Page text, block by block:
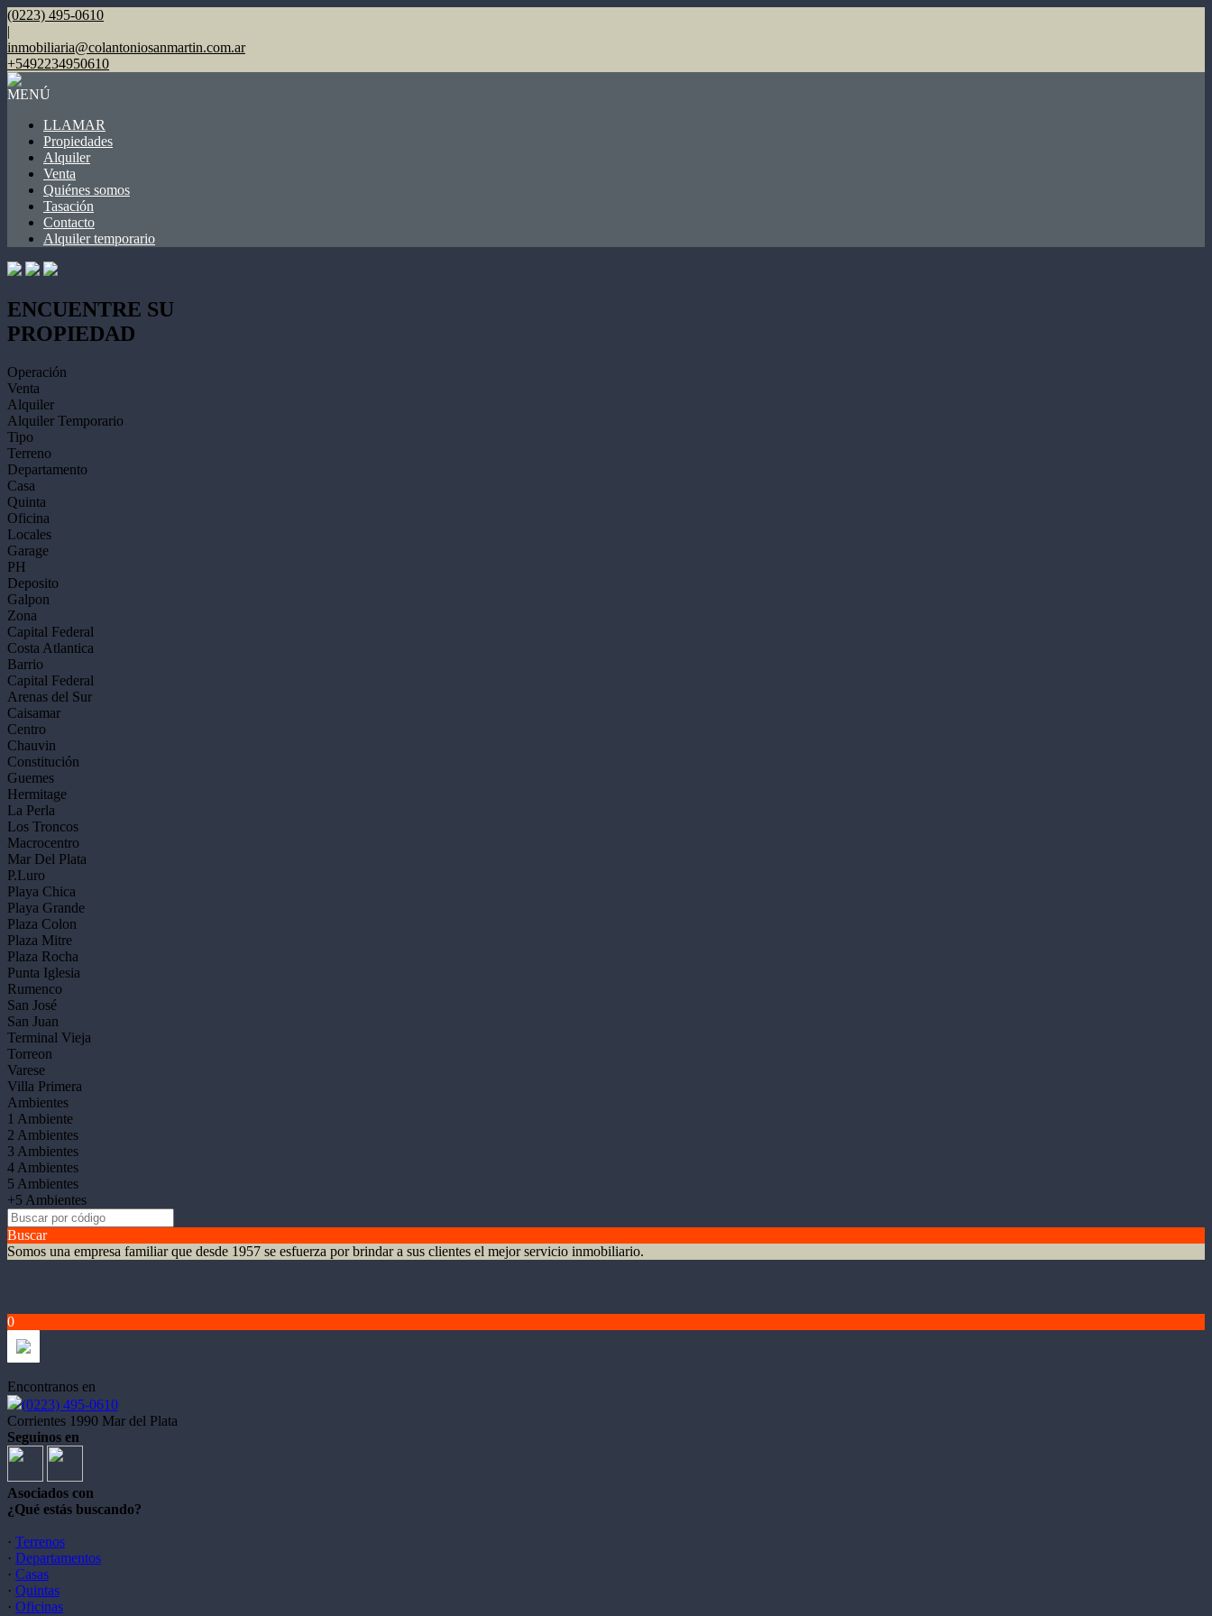
(0223) 495-0610
|
inmobiliaria@colantoniosanmartin.com.ar
+5492234950610
MENÚ
LLAMAR
Propiedades
Alquiler
Venta
Quiénes somos
Tasación
Contacto
Alquiler temporario
ENCUENTRE SU
PROPIEDAD
Operación
Venta
Alquiler
Alquiler Temporario
Tipo
Terreno
Departamento
Casa
Quinta
Oficina
Locales
Garage
PH
Deposito
Galpon
Zona
Capital Federal
Costa Atlantica
Barrio
Capital Federal
Arenas del Sur
Caisamar
Centro
Chauvin
Constitución
Guemes
Hermitage
La Perla
Los Troncos
Macrocentro
Mar Del Plata
P.Luro
Playa Chica
Playa Grande
Plaza Colon
Plaza Mitre
Plaza Rocha
Punta Iglesia
Rumenco
San José
San Juan
Terminal Vieja
Torreon
Varese
Villa Primera
Ambientes
1 Ambiente
2 Ambientes
3 Ambientes
4 Ambientes
5 Ambientes
+5 Ambientes
Buscar
Somos una empresa familiar que desde 1957 se esfuerza por brindar a sus clientes el mejor servicio inmobiliario.
0
Encontranos en
(0223) 495-0610
Corrientes 1990 Mar del Plata
Seguinos en
Asociados con
¿Qué estás buscando?
· Terrenos
· Departamentos
· Casas
· Quintas
· Oficinas